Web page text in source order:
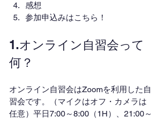
感想
参加申込みはこちら！
1.オンライン自習会って
何？
オンライン自習会はZoomを利用した自
習会です。（マイクはオフ・カメラは
任意）平日7:00～8:00（1H）、21:00～